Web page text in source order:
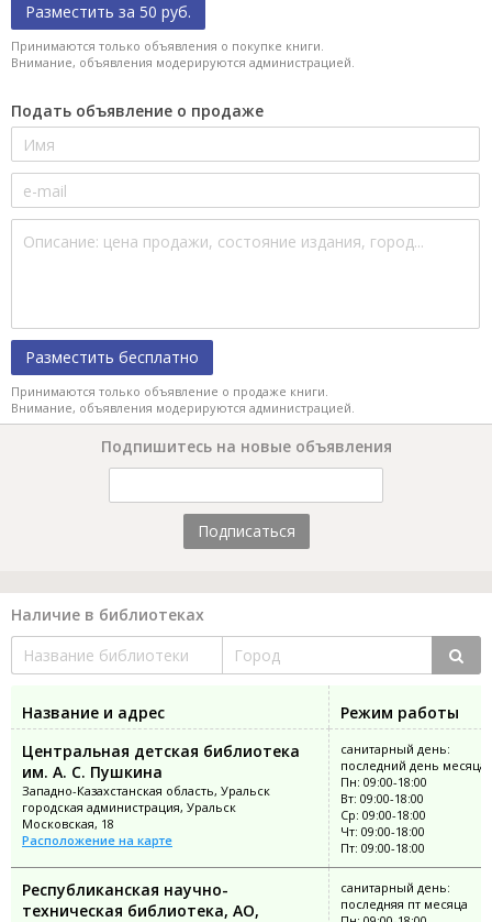
Разместить за 50 руб.
Принимаются только объявления о покупке книги.
Внимание, объявления модерируются администрацией.
Подать объявление о продаже
Разместить бесплатно
Принимаются только объявление о продаже книги.
Внимание, объявления модерируются администрацией.
Подпишитесь на новые объявления
Подписаться
Наличие в библиотеках
Название и адрес
Режим работы
Центральная детская библиотека
им. А. С. Пушкина
Западно-Казахстанская область, Уральск
городская администрация, Уральск
Московская, 18
Расположение на карте
санитарный день:
последний день месяца
Пн: 09:00-18:00
Вт: 09:00-18:00
Ср: 09:00-18:00
Чт: 09:00-18:00
Пт: 09:00-18:00
Республиканская научно-
техническая библиотека, АО,
санитарный день:
последняя пт месяца